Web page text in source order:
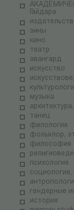
АКАДЕМИЧЕСКАЯ
Гайдара
зины
кино
театр
авангард
искусство
музыка
танец
филология
фольклор,
философия
психология
социология,
гендерные
история